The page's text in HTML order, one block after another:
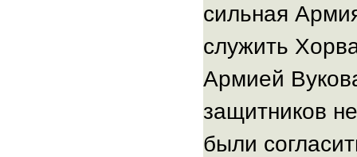
сильная
служить
Армией
защитников
были